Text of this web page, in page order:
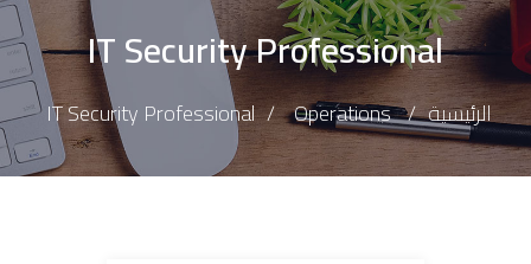
IT Security Professional
الرئيسية Operations
IT Security Professional